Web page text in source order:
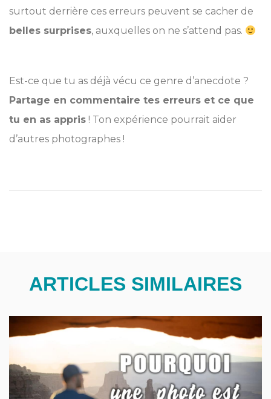
surtout derrière ces erreurs peuvent se cacher de
belles surprises, auxquelles on ne s’attend pas.
Est-ce que tu as déjà vécu ce genre d’anecdote ?
Partage en commentaire tes erreurs et ce que
tu en as appris ! Ton expérience pourrait aider
d’autres photographes !
ARTICLES SIMILAIRES